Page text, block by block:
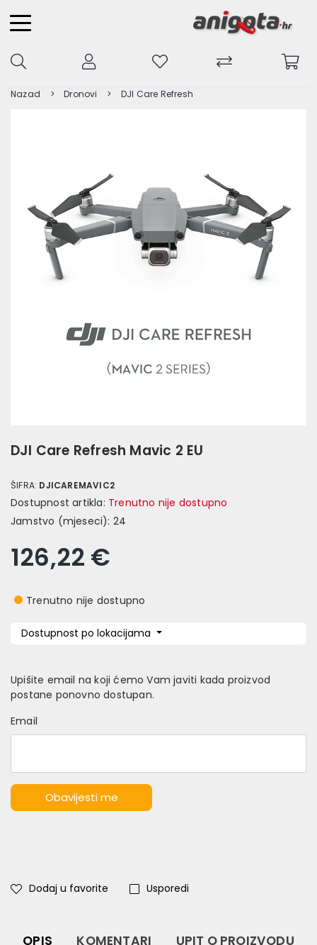
Nazad Dronovi DJI Care Refresh
DJI Care Refresh Mavic 2 EU
ŠIFRA: DJICAREMAVIC2
Dostupnost artikla: Trenutno nije dostupno
Jamstvo (mjeseci): 24
126,22 €
Trenutno nije dostupno
Dostupnost po lokacijama
Upišite email na koji ćemo Vam javiti kada proizvod
postane ponovno dostupan.
Email
Obavijesti me
Dodaj u favorite Usporedi
OPIS KOMENTARI UPIT O PROIZVODU